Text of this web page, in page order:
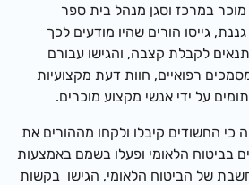
במרכז וסגן מנהל בית ספר
גייסו הורים שהיו מודעים לכך
לקבלת קצבה, והגישו עבורם
רפואיים, חוות דעת מקצועיות
על ידי אנשי מקצוע מוכרים.
החשודים קיבלו ולקחו מההורים את
בביטוח הלאומי ופעלו בשמם באמצעות
של הביטוח הלאומי, הגישו בקשות